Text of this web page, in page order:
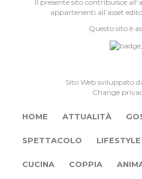
Il presente sito contribuisce
appartenenti all’asset
Questo sito è
Sito Web sviluppato
Change
HOME ATTUALITÀ
SPETTACOLO LIFESTYLE
CUCINA COPPIA